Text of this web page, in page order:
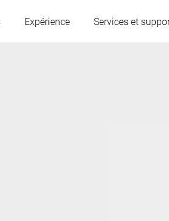
Expérience Services et